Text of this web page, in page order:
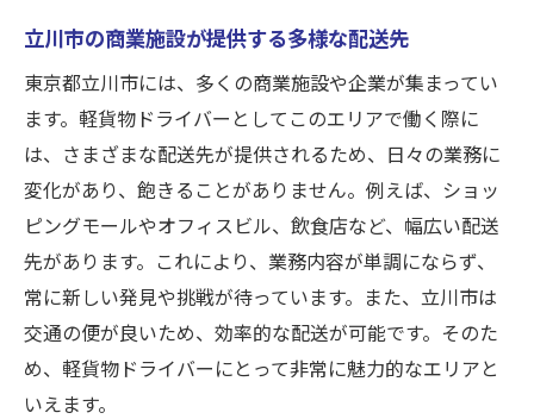
立川市の商業施設が提供する多様な配送先
東京都立川市には、多くの商業施設や企業が集まってい
ます。軽貨物ドライバーとしてこのエリアで働く際に
は、さまざまな配送先が提供されるため、日々の業務に
変化があり、飽きることがありません。例えば、ショッ
ピングモールやオフィスビル、飲食店など、幅広い配送
先があります。これにより、業務内容が単調にならず、
常に新しい発見や挑戦が待っています。また、立川市は
交通の便が良いため、効率的な配送が可能です。そのた
め、軽貨物ドライバーにとって非常に魅力的なエリアと
いえます。